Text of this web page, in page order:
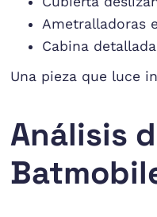
Ametralladoras
Cabina
Una pieza que luce
Análisis